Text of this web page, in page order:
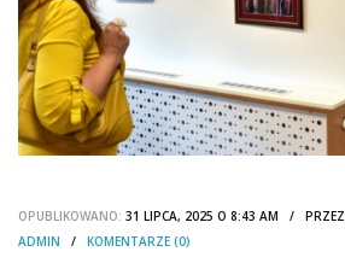
OPUBLIKOWANO: 31 LIPCA, 2025 O 8:43 AM / PRZEZ
ADMIN / KOMENTARZE (0)